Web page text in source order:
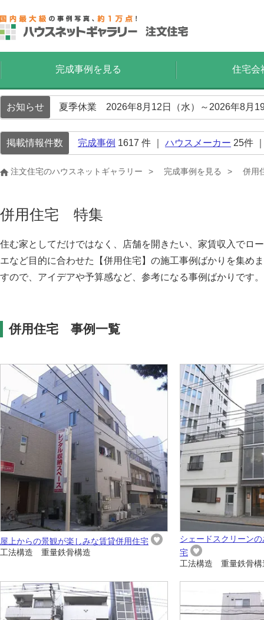
完成事例を見る 住宅会
お知らせ 夏季休業 2026年8月12日（水）～2026年8月
掲載情報件数 完成事例 1617 件 ｜ ハウスメーカー 25件
注文住宅のハウスネットギャラリー 完成事例を見る 併用
併用住宅 特集
住む家としてだけではなく、店舗を開きたい、家賃収入でロ
エなど目的に合わせた【併用住宅】の施工事例ばかりを集め
すので、アイデアや予算感など、参考になる事例ばかりです。
併用住宅 事例一覧
屋上からの景観が楽しみな賃貸併用住宅
工法構造 重量鉄骨構造
シェードスクリーン
宅
工法構造 重量鉄骨構